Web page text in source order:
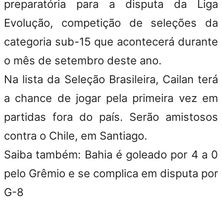
preparatória para a disputa da Liga
Evolução, competição de seleções da
categoria sub-15 que acontecerá durante
o mês de setembro deste ano.
Na lista da Seleção Brasileira, Cailan terá
a chance de jogar pela primeira vez em
partidas fora do país. Serão amistosos
contra o Chile, em Santiago.
Saiba também: Bahia é goleado por 4 a 0
pelo Grêmio e se complica em disputa por
G-8